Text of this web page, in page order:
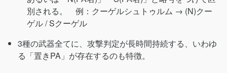
別される。 例：クーゲルシュトゥルム → (N)クー
ゲル / Sクーゲル
3種の武器全てに、攻撃判定が長時間持続する、いわゆ
る「置きPA」が存在するのも特徴。